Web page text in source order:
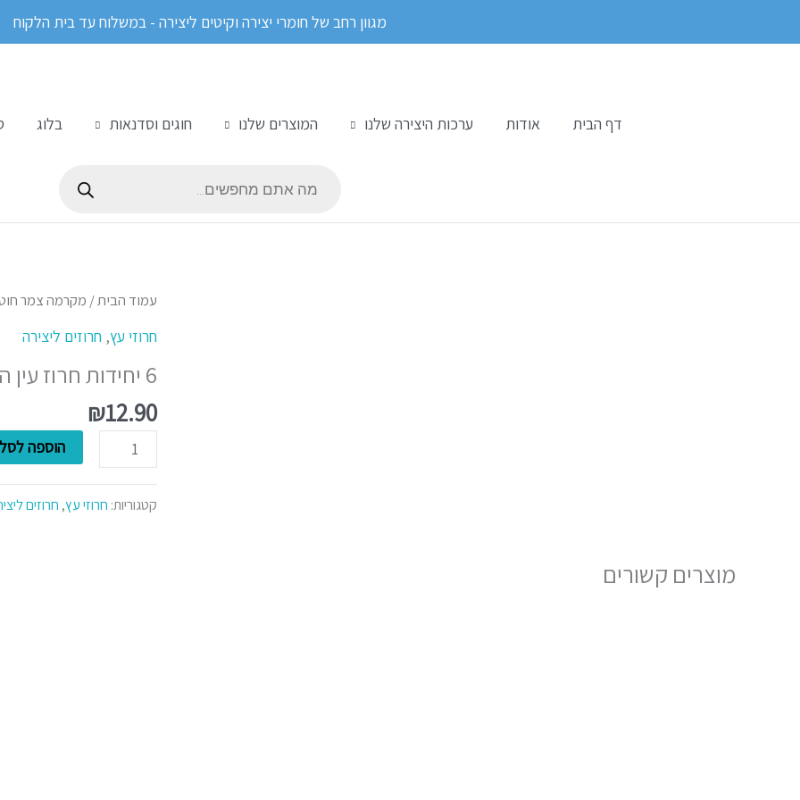
מגוון רחב של חומרי יצירה וקיטים ליצירה - במשלוח עד בית הלקוח
דף הבית אודות ערכות היצירה שלנו המוצרים שלנו חוגים וסדנאות בלוג
עמוד הבית/ מקרמה צמר
חרוזי עץ, חרוזים ליצירה
6 יחידות חרוז עין הרע-צהוב
₪12.90
כמות
יחידות
חרוז
עין
הרע-צהוב
הוספה
קטגוריות: חרוזי עץ, חרוזים
מוצרים קשורים